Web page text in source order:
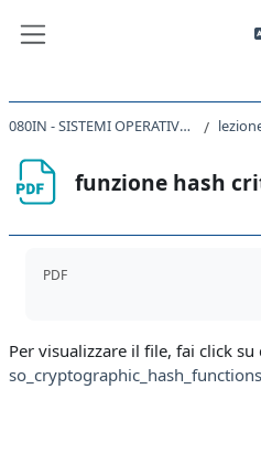
080IN - SISTEMI OPERATIVI 2020
funzione hash
PDF
Per visualizzare il file, fai click